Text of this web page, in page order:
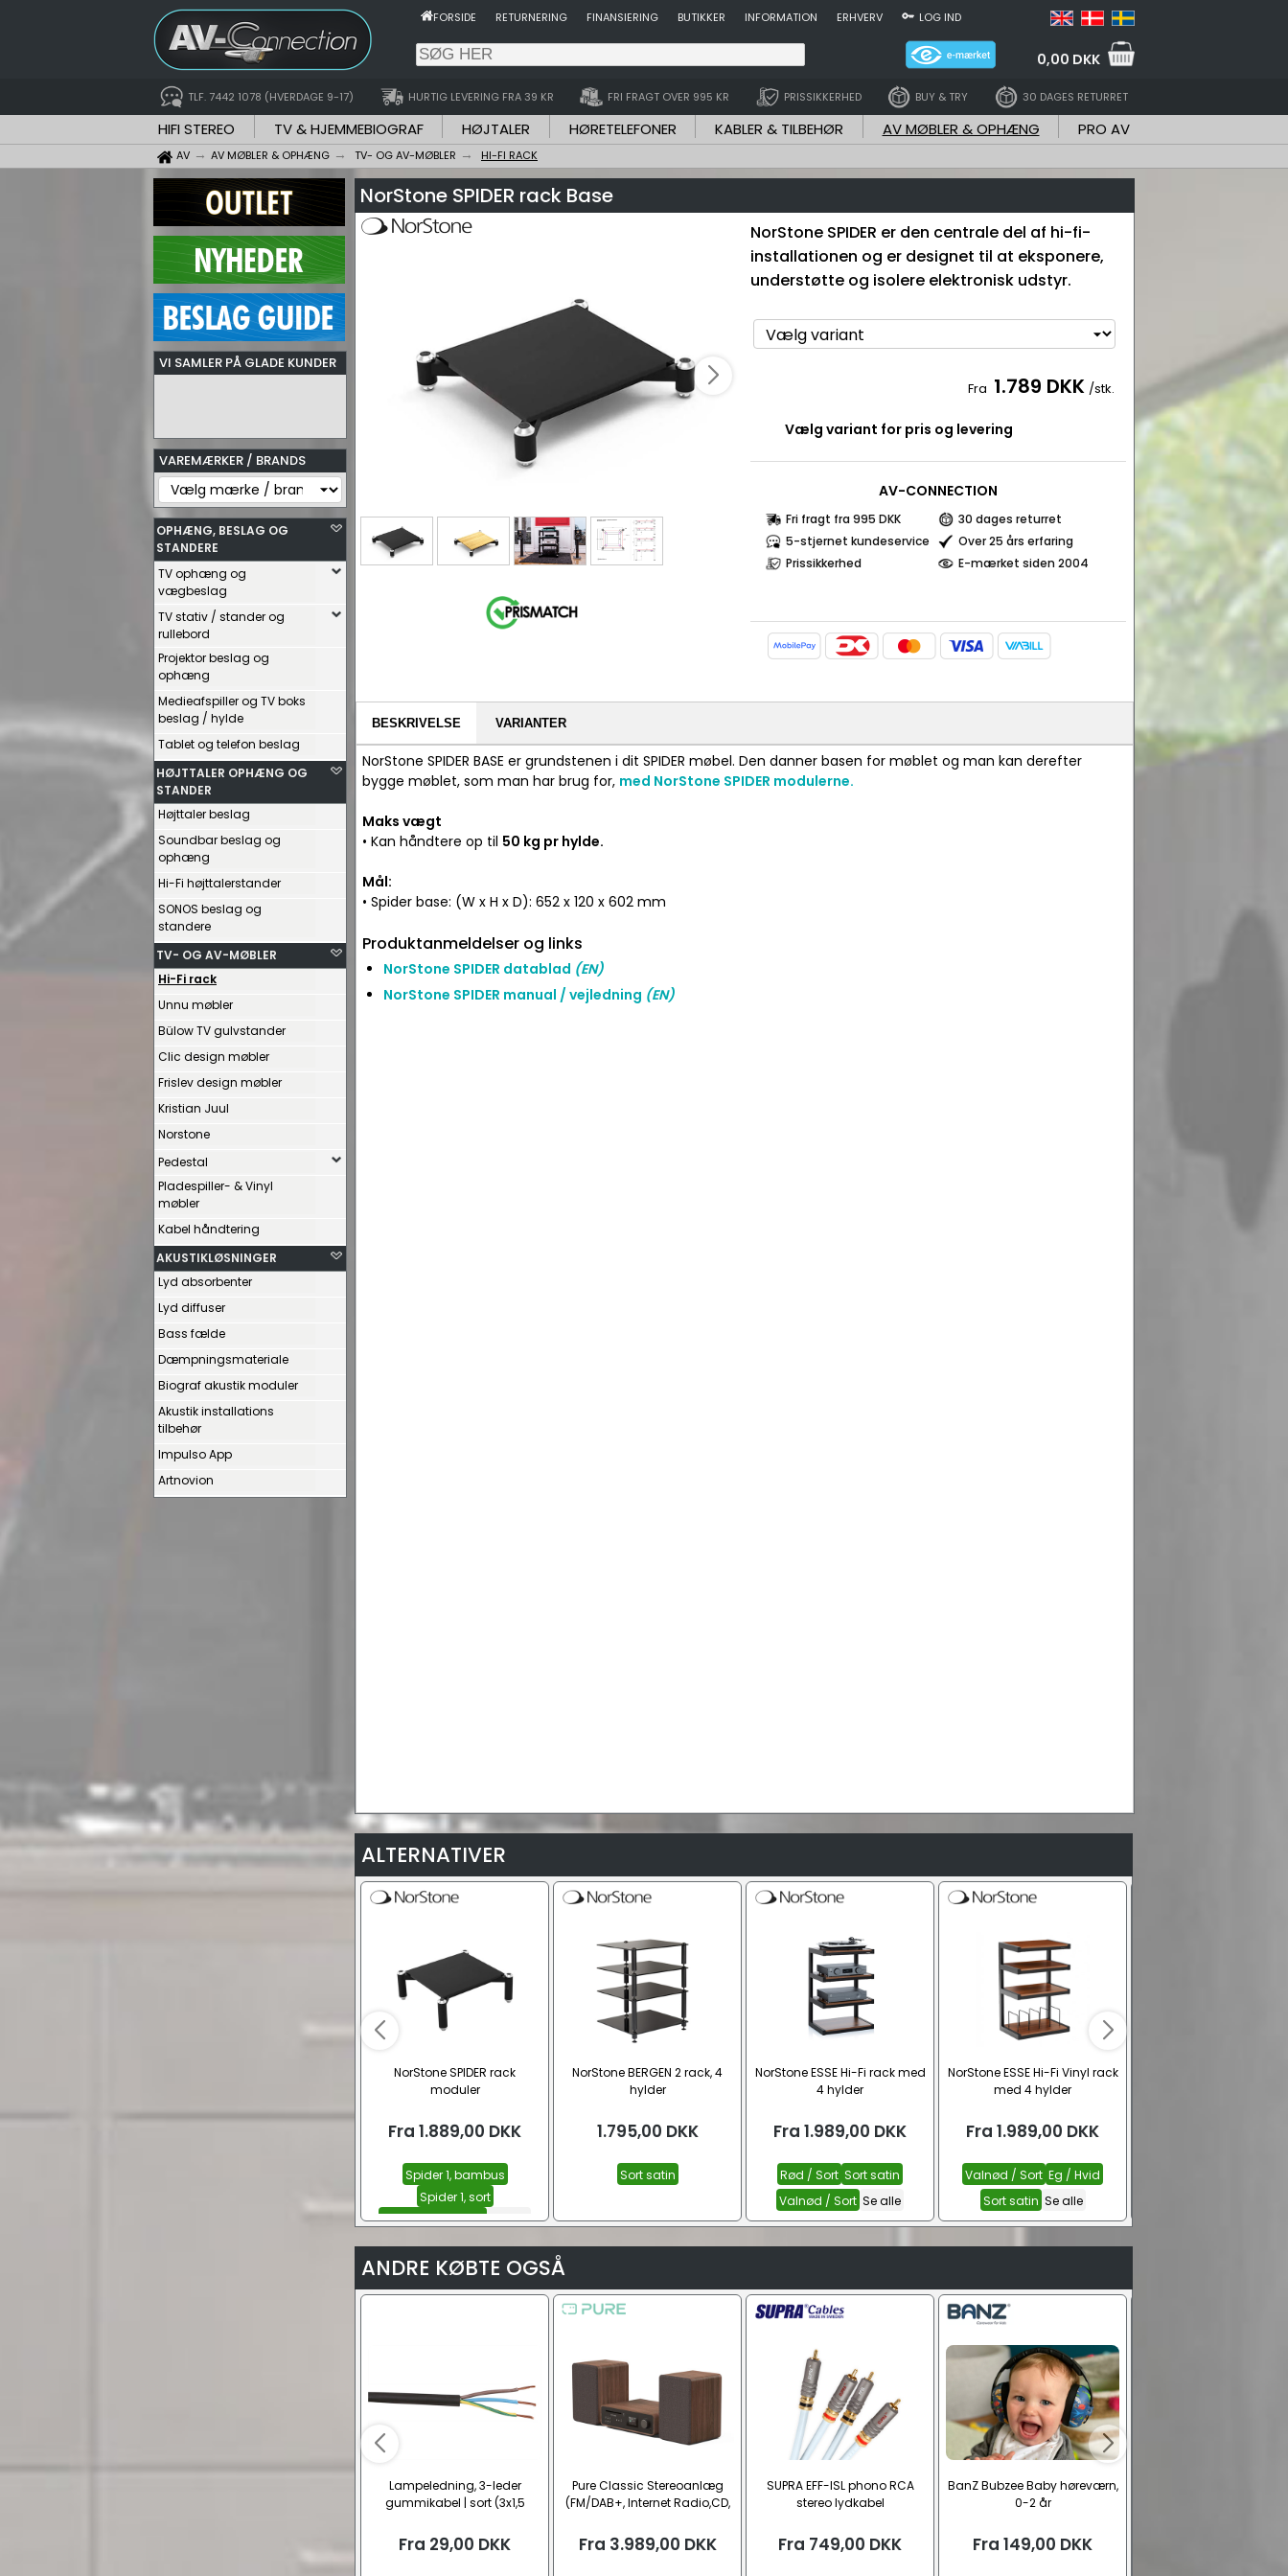
FORSIDE RETURNERING FINANSIERING BUTIKKER INFORMATION ERHVERV LOG IND
0,00 DKK
TLF. 7442 1078 (HVERDAGE 9-17) HURTIG LEVERING FRA 39 KR FRI FRAGT OVER 995 KR PRISSIKKERHED BUY & TRY 30 DAGES RETURRET
HIFI STEREO TV & HJEMMEBIOGRAF HØJTALER HØRETELEFONER KABLER & TILBEHØR AV MØBLER & OPHÆNG PRO AV
AV AV MØBLER & OPHÆNG TV- OG AV-MØBLER HI-FI RACK
VI SAMLER PÅ GLADE KUNDER
VAREMÆRKER / BRANDS
OPHÆNG, BESLAG OG
STANDERE
TV ophæng og
vægbeslag
TV stativ / stander og
rullebord
Projektor beslag og
ophæng
Medieafspiller og TV boks
beslag / hylde
Tablet og telefon beslag
HØJTTALER OPHÆNG OG
STANDER
Højttaler beslag
Soundbar beslag og
ophæng
Hi-Fi højttalerstander
SONOS beslag og
standere
TV- OG AV-MØBLER
Hi-Fi rack
Unnu møbler
Bülow TV gulvstander
Clic design møbler
Frislev design møbler
Kristian Juul
Norstone
Pedestal
Pladespiller- & Vinyl
møbler
Kabel håndtering
AKUSTIKLØSNINGER
Lyd absorbenter
Lyd diffuser
Bass fælde
Dæmpningsmateriale
Biograf akustik moduler
Akustik installations
tilbehør
Impulso App
Artnovion
NorStone SPIDER rack Base
NorStone SPIDER er den centrale del af hi-fi-
installationen og er designet til at eksponere,
understøtte og isolere elektronisk udstyr.
Fra 1.789 DKK /stk.
Vælg variant for pris og levering
AV-CONNECTION
Fri fragt fra 995 DKK
30 dages returret
5-stjernet kundeservice
Over 25 års erfaring
Prissikkerhed
E-mærket siden 2004
BESKRIVELSE VARIANTER
NorStone SPIDER BASE er grundstenen i dit SPIDER møbel. Den danner basen for møblet og man kan derefter
bygge møblet, som man har brug for, med NorStone SPIDER modulerne.
Maks vægt
• Kan håndtere op til 50 kg pr hylde.
Mål:
• Spider base: (W x H x D): 652 x 120 x 602 mm
Produktanmeldelser og links
NorStone SPIDER datablad (EN)
NorStone SPIDER manual / vejledning (EN)
ALTERNATIVER
NorStone SPIDER rack
moduler
Fra 1.889,00 DKK
Spider 1, bambus
Spider 1, sort
Spider 2, bambus Se alle
NorStone BERGEN 2 rack, 4
hylder
1.795,00 DKK
Sort satin
NorStone ESSE Hi-Fi rack med
4 hylder
Fra 1.989,00 DKK
Rød / Sort Sort satin
Valnød / Sort Se alle
NorStone ESSE Hi-Fi Vinyl rack
med 4 hylder
Fra 1.989,00 DKK
Valnød / Sort Eg / Hvid
Sort satin Se alle
ANDRE KØBTE OGSÅ
Lampeledning, 3-leder
gummikabel | sort (3x1,5
Fra 29,00 DKK
Pure Classic Stereoanlæg
(FM/DAB+, Internet Radio,CD,
Fra 3.989,00 DKK
SUPRA EFF-ISL phono RCA
stereo lydkabel
Fra 749,00 DKK
BanZ Bubzee Baby høreværn,
0-2 år
Fra 149,00 DKK